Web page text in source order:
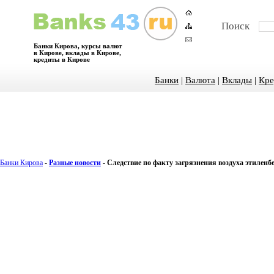
Банки Кирова, курсы валют
в Кирове, вклады в Кирове,
кредиты в Кирове
Поиск
Банки | Валюта | Вклады |
Банки Кирова - Разные новости - Следствие по факту загрязнения воздуха